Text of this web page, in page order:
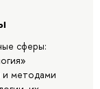
сферы:
и методами